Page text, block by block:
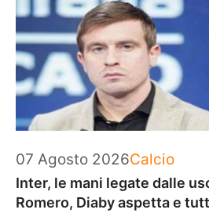
07 Agosto 2026Categorie
Calcio
Inter, le mani legate dalle
Romero, Diaby aspetta e